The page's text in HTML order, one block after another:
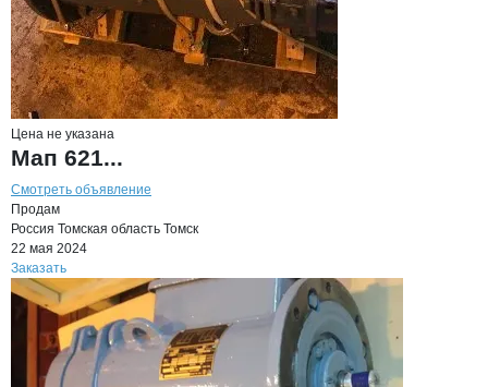
Цена не указана
Мап 621...
Смотреть объявление
Продам
Россия Томская область Томск
22 мая 2024
Заказать